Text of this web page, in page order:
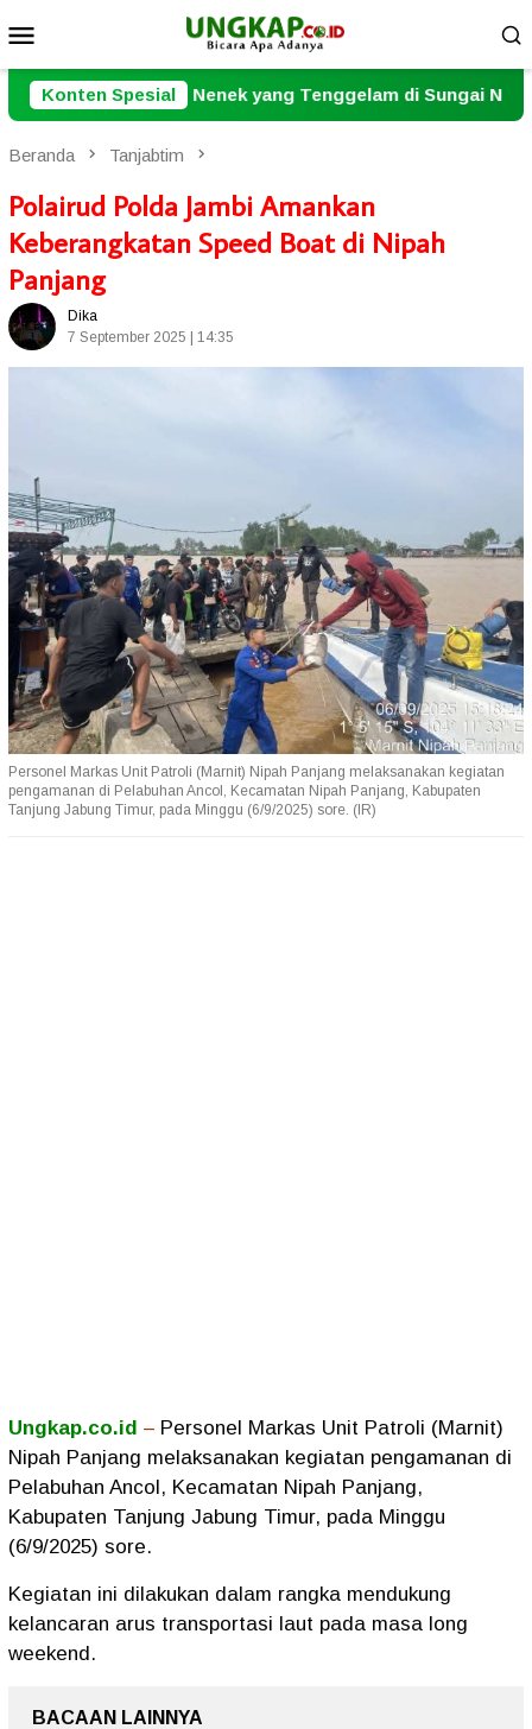
ke
kontenMobile
Konten Spesial
yang Tenggelam di Sungai Nalo Tantan Berhasil
Beranda Tanjabtim
Polairud Polda Jambi Amankan
Keberangkatan Speed Boat di Nipah
Panjang
Dika
7 September 2025 | 14:35
Personel Markas Unit Patroli (Marnit) Nipah Panjang melaksanakan kegiatan
pengamanan di Pelabuhan Ancol, Kecamatan Nipah Panjang, Kabupaten
Tanjung Jabung Timur, pada Minggu (6/9/2025) sore. (IR)
Ungkap.co.id – Personel Markas Unit Patroli (Marnit)
Nipah Panjang melaksanakan kegiatan pengamanan di
Pelabuhan Ancol, Kecamatan Nipah Panjang,
Kabupaten Tanjung Jabung Timur, pada Minggu
(6/9/2025) sore.
Kegiatan ini dilakukan dalam rangka mendukung
kelancaran arus transportasi laut pada masa long
weekend.
BACAAN LAINNYA